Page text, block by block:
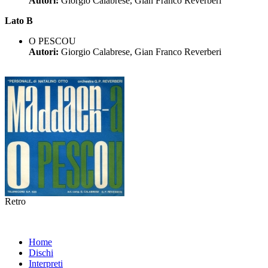
Lato B
O PESCOU
Autori: Giorgio Calabrese, Gian Franco Reverberi
Retro
Home
Dischi
Interpreti